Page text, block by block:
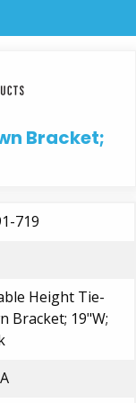
Bracket;
719
Height Tie-
Bracket; 19"W;